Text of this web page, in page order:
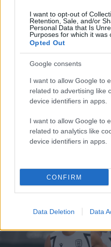
I want to opt-out of
Retention, Sale, and/or
Personal Data that Is
Purposes for which it was
Opted Out
Google consents
I want to allow Google to
related to advertising like
device identifiers in apps.
I want to allow Google to
related to analytics like
device identifiers in apps.
CONFIRM
Data Deletion Data
Διαβάστε